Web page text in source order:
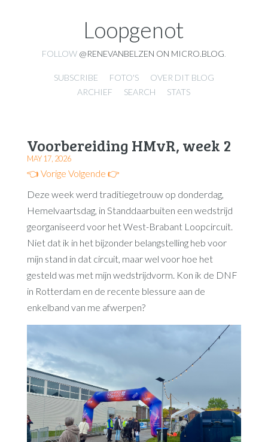
Loopgenot
FOLLOW @RENEVANBELZEN ON MICRO.BLOG
SUBSCRIBE FOTO'S
OVER DIT BLOG
ARCHIEF
SEARCH STATS
Voorbereiding HMvR, week 2
MAY 17, 2026
👈 Vorige Volgende 👉
Deze week werd traditiegetrouw op donderdag,
Hemelvaartsdag, in Standdaarbuiten een wedstrijd
georganiseerd voor het West-Brabant Loopcircuit.
Niet dat ik in het bijzonder belangstelling heb voor
mijn stand in dat circuit, maar wel voor hoe het
gesteld was met mijn wedstrijdvorm. Kon ik de DNF
in Rotterdam en de recente blessure aan de
enkelband van me afwerpen?